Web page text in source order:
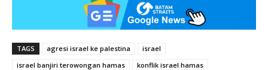
TAGS agresi israel ke palestina
israel
israel banjiri terowongan hamas
konflik israel hamas